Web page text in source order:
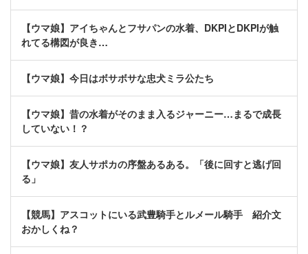
【ウマ娘】アイちゃんとフサパンの水着、DKPIとDKPIが触
れてる構図が良き…
【ウマ娘】今日はボサボサな忠犬ミラ公たち
【ウマ娘】昔の水着がそのまま入るジャーニー…まるで成長
していない！？
【ウマ娘】友人サポカの序盤あるある。「後に回すと逃げ回
る」
【競馬】アスコットにいる武豊騎手とルメール騎手 紹介文
おかしくね？